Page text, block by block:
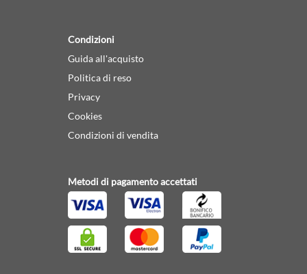
Condizioni
Guida all'acquisto
Politica di reso
Privacy
Cookies
Condizioni di vendita
Metodi di pagamento accettati